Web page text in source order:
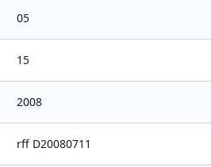
05
15
2008
rff D20080711